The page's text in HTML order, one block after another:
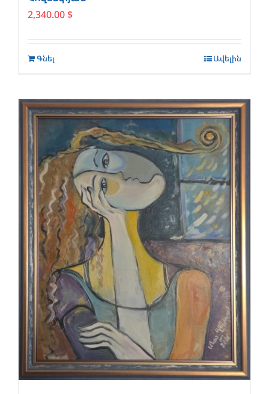
2,340.00 $
Գնել Ավելին